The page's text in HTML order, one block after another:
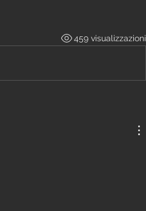
459 visualizzazioni